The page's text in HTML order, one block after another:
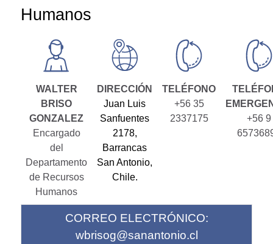
Humanos
WALTER
BRISO
GONZALEZ
Encargado
del
Departamento
de Recursos
Humanos
DIRECCIÓN
Juan Luis
Sanfuentes
2178,
Barrancas
San Antonio,
Chile.
TELÉFONO
+56 35
2337175
+56 9
CORREO ELECTRÓNICO:
wbrisog@sanantonio.cl